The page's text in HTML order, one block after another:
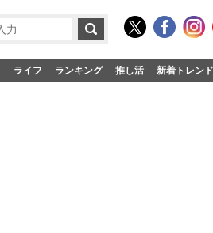
ライフ ランキング 推し活 新着トレンド